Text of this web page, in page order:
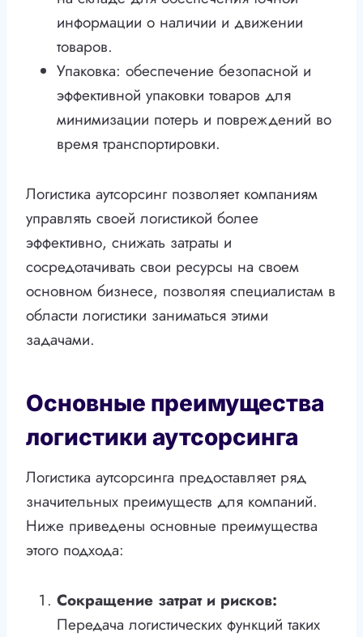
информации о наличии и движении
товаров.
Упаковка: обеспечение безопасной и
эффективной упаковки товаров для
минимизации потерь и повреждений во
время транспортировки.
Логистика аутсорсинг позволяет компаниям
управлять своей логистикой более
эффективно, снижать затраты и
сосредотачивать свои ресурсы на своем
основном бизнесе, позволяя специалистам в
области логистики заниматься этими
задачами.
Основные преимущества
логистики аутсорсинга
Логистика аутсорсинга предоставляет ряд
значительных преимуществ для компаний.
Ниже приведены основные преимущества
этого подхода:
Сокращение затрат и рисков:
Передача логистических функций таких